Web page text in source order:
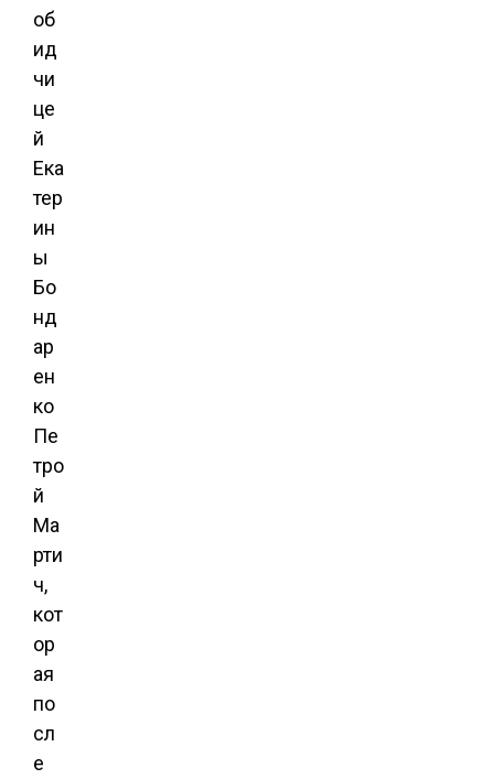
об
ид
чи
це
й
Ека
тер
ин
ы
Бо
нд
ар
ен
ко
Пе
тро
й
Ма
рти
ч,
кот
ор
ая
по
сл
е